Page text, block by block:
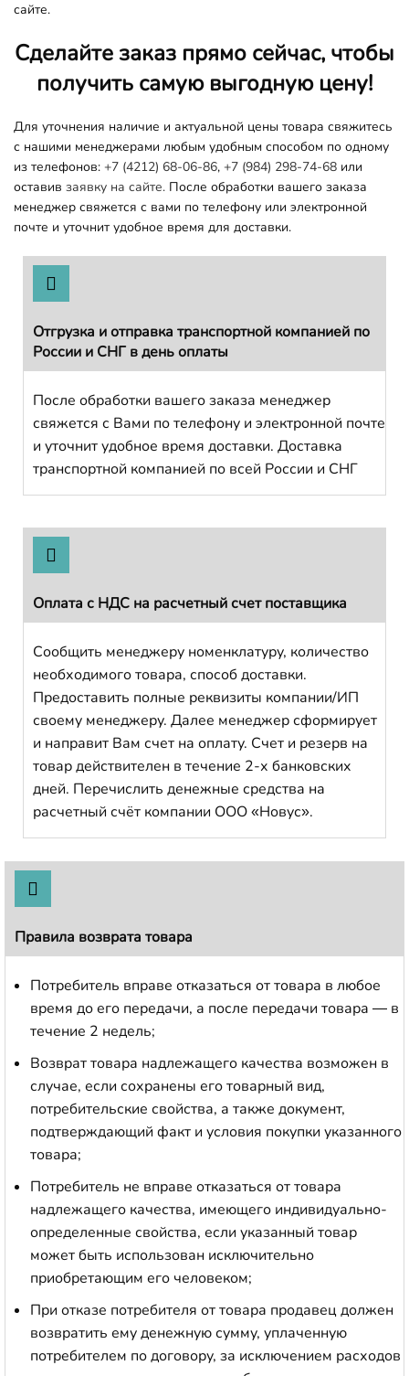
сайте.
Сделайте заказ прямо сейчас, чтобы
получить самую выгодную цену!
Для уточнения наличие и актуальной цены товара свяжитесь
с нашими менеджерами любым удобным способом по одному
из телефонов: +7 (4212) 68-06-86, +7 (984) 298-74-68 или
оставив заявку на сайте. После обработки вашего заказа
менеджер свяжется с вами по телефону или электронной
почте и уточнит удобное время для доставки.
Отгрузка и отправка транспортной компанией по
России и СНГ в день оплаты
После обработки вашего заказа менеджер
свяжется с Вами по телефону и электронной почте
и уточнит удобное время доставки. Доставка
транспортной компанией по всей России и СНГ
Оплата с НДС на расчетный счет поставщика
Сообщить менеджеру номенклатуру, количество
необходимого товара, способ доставки.
Предоставить полные реквизиты компании/ИП
своему менеджеру. Далее менеджер сформирует
и направит Вам счет на оплату. Счет и резерв на
товар действителен в течение 2-х банковских
дней. Перечислить денежные средства на
расчетный счёт компании ООО «Новус».
Правила возврата товара
Потребитель вправе отказаться от товара в любое
время до его передачи, а после передачи товара — в
течение 2 недель;
Возврат товара надлежащего качества возможен в
случае, если сохранены его товарный вид,
потребительские свойства, а также документ,
подтверждающий факт и условия покупки указанного
товара;
Потребитель не вправе отказаться от товара
надлежащего качества, имеющего индивидуально-
определенные свойства, если указанный товар
может быть использован исключительно
приобретающим его человеком;
При отказе потребителя от товара продавец должен
возвратить ему денежную сумму, уплаченную
потребителем по договору, за исключением расходов